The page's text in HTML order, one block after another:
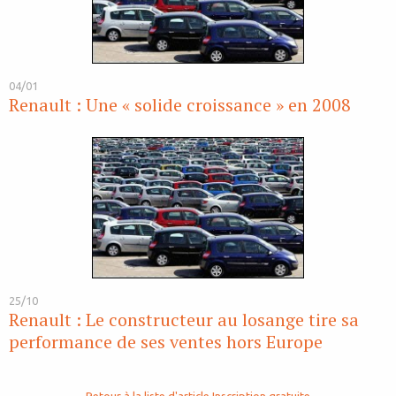
04/01
Renault : Une « solide croissance » en 2008
25/10
Renault : Le constructeur au losange tire sa
performance de ses ventes hors Europe